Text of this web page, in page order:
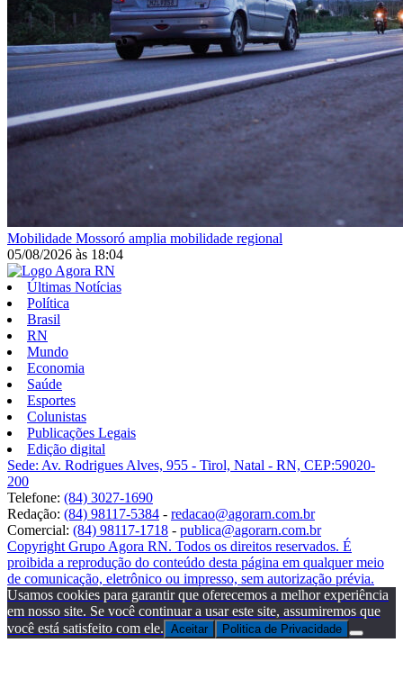
Mobilidade Mossoró amplia mobilidade regional
05/08/2026 às 18:04
Últimas Notícias
Política
Brasil
RN
Mundo
Economia
Saúde
Esportes
Colunistas
Publicações Legais
Edição digital
Sede: Av. Rodrigues Alves, 955 - Tirol, Natal - RN, CEP:59020-
200
Telefone: (84) 3027-1690
Redação: (84) 98117-5384 - redacao@agorarn.com.br
Comercial: (84) 98117-1718 - publica@agorarn.com.br
Copyright Grupo Agora RN. Todos os direitos reservados. É
proibida a reprodução do conteúdo desta página em qualquer meio
de comunicação, eletrônico ou impresso, sem autorização prévia.
Usamos cookies para garantir que oferecemos a melhor experiência
em nosso site. Se você continuar a usar este site, assumiremos que
você está satisfeito com ele. Aceitar Politica de Privacidade